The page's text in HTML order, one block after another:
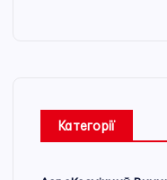
Категорії